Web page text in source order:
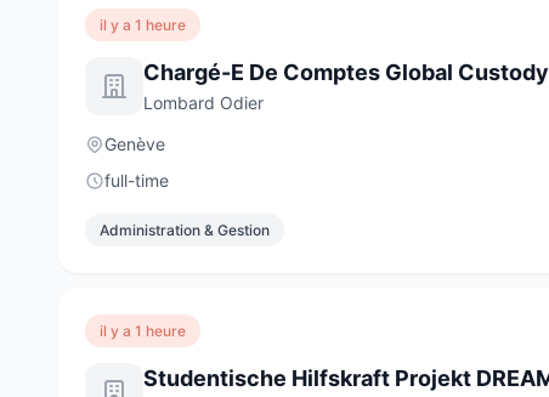
il y a 1 heure
Chargé-E De Comptes Global Custody
Lombard Odier
Genève
full-time
Administration & Gestion
il y a 1 heure